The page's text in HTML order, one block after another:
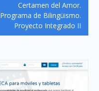
Certamen del Amor.
Programa de Bilingüismo.
Proyecto Integrado II